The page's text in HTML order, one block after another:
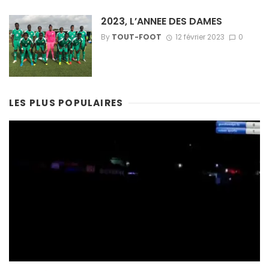
2023, L’ANNEE DES DAMES
By TOUT-FOOT 12 février 2023 0
LES PLUS POPULAIRES